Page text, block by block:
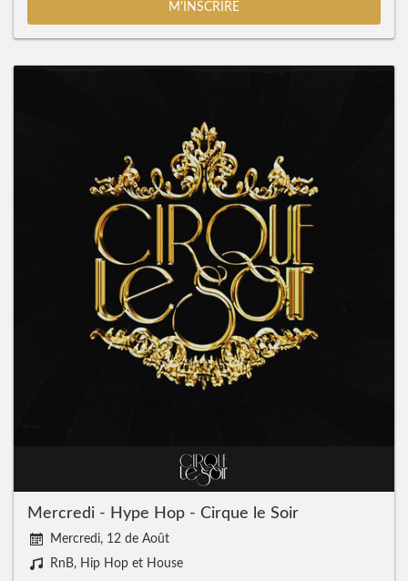
M'INSCRIRE
Mercredi - Hype Hop - Cirque le Soir
Mercredi, 12 de Août
RnB, Hip Hop et House